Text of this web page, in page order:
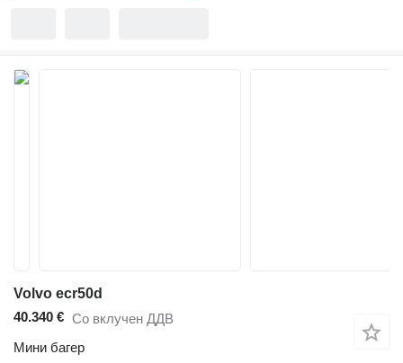
Volvo ecr50d
40.340 € Со вклучен ДДВ
Мини багер